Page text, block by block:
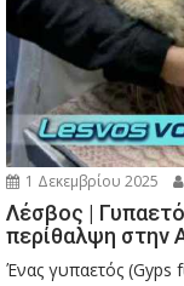
1 Δεκεμβρίου 2025
Λέσβος |
περίθαλψη στην
Ένας γυπαετός